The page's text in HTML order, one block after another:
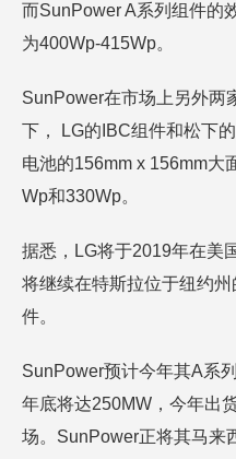
而SunPower A系列组件的
为400Wp-415Wp。
SunPower在市场上另外两
下， LG的IBC组件和松下
电池的156mm x 156mm大
Wp和330Wp。
据悉，LG将于2019年在美
将继续在特斯拉位于纽约
件。
SunPower预计今年其A系
年底将达250MW，今年出
场。SunPower正将其马来